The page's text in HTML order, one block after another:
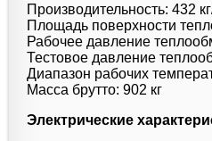
Производительность: 432
Площадь поверхности
Рабочее давление
Тестовое давление
Диапазон рабочих
Масса брутто: 902 кг
Электрические